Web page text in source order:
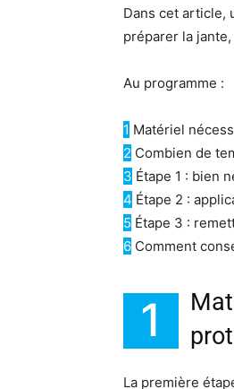
Dans cet article,
préparer la
Au programme :
1 Matériel
2 Combien de
3 Étape 1 : bien
4 Étape 2 :
5 Étape 3 :
6 Comment
1
La première